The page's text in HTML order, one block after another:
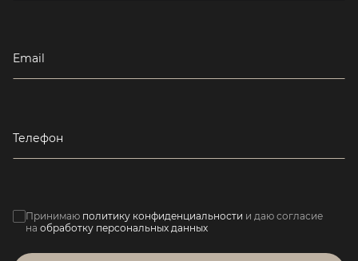
Email
Телефон
Принимаю политику конфиденциальности и даю согласие
на обработку персональных данных